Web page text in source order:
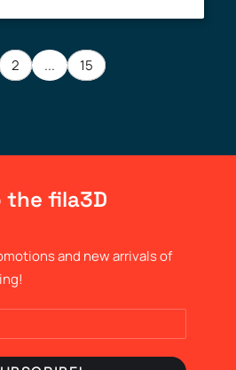
2 ... 15
the fila3D
and new arrivals of